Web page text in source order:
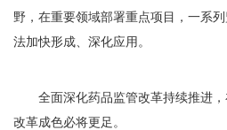
野，在重要领域部署重点项目，一系
法加快形成、深化应用。
全面深化药品监管改革持续推进，
改革成色必将更足。